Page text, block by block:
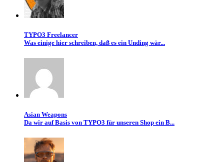
TYPO3 Freelancer
Was einige hier schreiben, daß es ein Unding wär...
Asian Weapons
Da wir auf Basis von TYPO3 für unseren Shop ein B...